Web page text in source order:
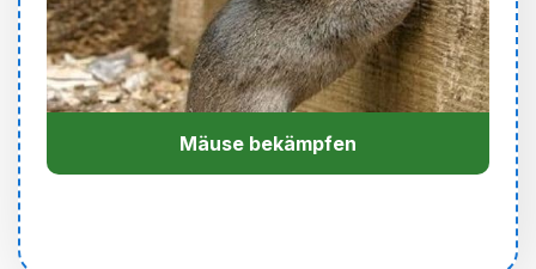
Mäuse bekämpfen